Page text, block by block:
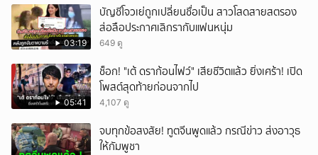
03:19
บัญชีโจวเย่ถูกเปลี่ยนชื่อเป็น สาวโสดสายสตรอง
ส่อลือประกาศเลิกรากับแฟนหนุ่ม
649 ดู
05:41
ช็อก! "เต้ ดราก้อนไฟว์" เสียชีวิตแล้ว ยิ่งเศร้า! เปิด
โพสต์สุดท้ายก่อนจากไป
4,107 ดู
จบทุกข้อสงสัย! ทูตจีนพูดแล้ว กรณีข่าว ส่งอาวุธ
ให้กัมพูชา